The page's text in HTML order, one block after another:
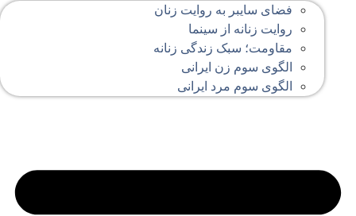
فضای سایبر به روایت زنان
روایت زنانه از سینما
مقاومت؛ سبک زندگی زنانه
الگوی سوم زن ایرانی
الگوی سوم مرد ایرانی